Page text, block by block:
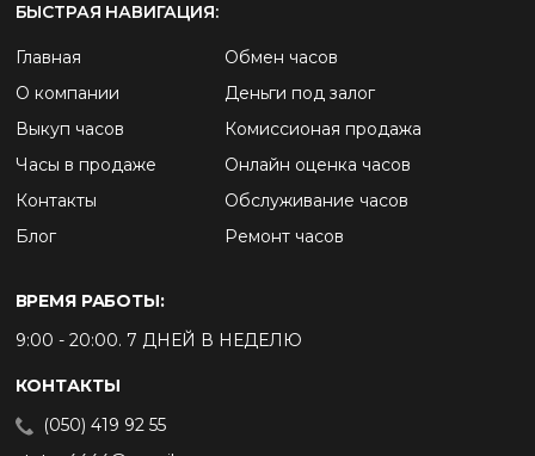
БЫСТРАЯ НАВИГАЦИЯ:
Главная
О компании
Выкуп часов
Часы в продаже
Контакты
Блог
Обмен часов
Деньги под залог
Комиссионая продажа
Онлайн оценка часов
Обслуживание часов
Ремонт часов
ВРЕМЯ РАБОТЫ:
9:00 - 20:00. 7 ДНЕЙ В НЕДЕЛЮ
КОНТАКТЫ
(050) 419 92 55